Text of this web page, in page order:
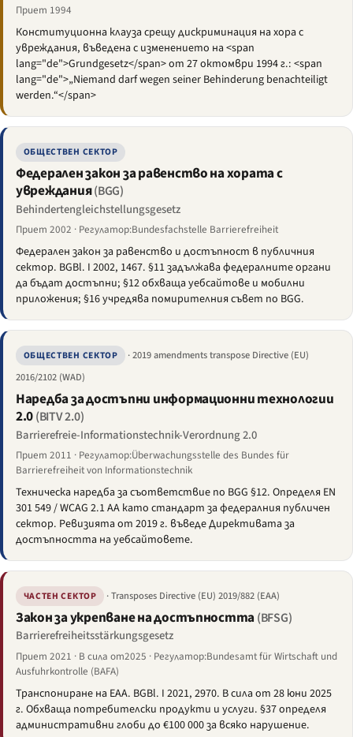
Приет 1994
Конституционна клауза срещу дискриминация на хора с
увреждания, въведена с изменението на <span
lang="de">Grundgesetz</span> от 27 октомври 1994 г.: <span
lang="de">„Niemand darf wegen seiner Behinderung benachteiligt
werden.“</span>
ОБЩЕСТВЕН СЕКТОР
Федерален закон за равенство на хората с
увреждания(BGG)
Behindertengleichstellungsgesetz
Приет 2002 · Регулатор:Bundesfachstelle Barrierefreiheit
Федерален закон за равенство и достъпност в публичния
сектор. BGBl. I 2002, 1467. §11 задължава федералните органи
да бъдат достъпни; §12 обхваща уебсайтове и мобилни
приложения; §16 учредява помирителния съвет по BGG.
ОБЩЕСТВЕН СЕКТОР
· 2019 amendments transpose Directive (EU)
2016/2102 (WAD)
Наредба за достъпни информационни технологии
2.0(BITV 2.0)
Barrierefreie-Informationstechnik-Verordnung 2.0
Приет 2011 · Регулатор:Überwachungsstelle des Bundes für
Barrierefreiheit von Informationstechnik
Техническа наредба за съответствие по BGG §12. Определя EN
301 549 / WCAG 2.1 AA като стандарт за федералния публичен
сектор. Ревизията от 2019 г. въведе Директивата за
достъпността на уебсайтовете.
ЧАСТЕН СЕКТОР · Transposes Directive (EU) 2019/882 (EAA)
Закон за укрепване на достъпността (BFSG)
Barrierefreiheitsstärkungsgesetz
Приет 2021 · В сила от2025 · Регулатор:Bundesamt für Wirtschaft und
Ausfuhrkontrolle (BAFA)
Транспониране на EAA. BGBl. I 2021, 2970. В сила от 28 юни 2025
г. Обхваща потребителски продукти и услуги. §37 определя
административни глоби до €100 000 за всяко нарушение.